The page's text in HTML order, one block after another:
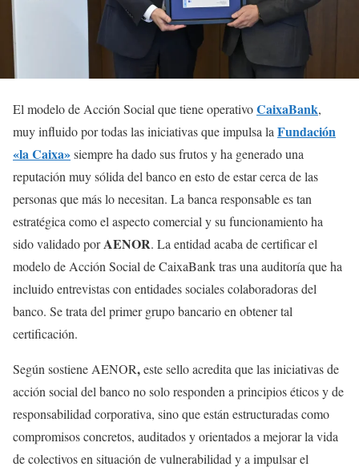
El modelo de Acción Social que tiene operativoCaixaBank,
muy influido por todas las iniciativas que impulsa la Fundación
«la Caixa»siempre ha dado sus frutos y ha generado una
reputación muy sólida del banco en esto de estar cerca de las
personas que más lo necesitan. La banca responsable es tan
estratégica como el aspecto comercial y su funcionamiento ha
sido validado porAENOR. La entidad acaba de certificar el
modelo de Acción Social de CaixaBank tras una auditoría que ha
incluido entrevistas con entidades sociales colaboradoras del
banco. Se trata del primer grupo bancario en obtener tal
certificación.
Según sostiene AENOR,este sello acredita que las iniciativas de
acción social del banco no solo responden a principios éticos y de
responsabilidad corporativa, sino que están estructuradas como
compromisos concretos, auditados y orientados a mejorar la vida
de colectivos en situación de vulnerabilidad y a impulsar el